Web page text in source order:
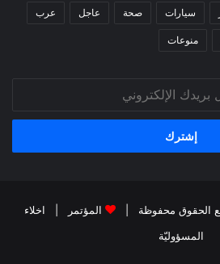
سيارات صحة عاجل عرب
منوعات
المؤتمر
اخلاء
المسؤوليّة